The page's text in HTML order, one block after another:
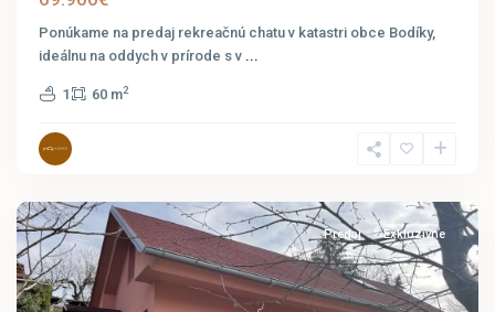
Ponúkame na predaj rekreačnú chatu v katastri obce Bodíky,
ideálnu na oddych v prírode s v ...
1 60 m2
Predaj Exkluzívne